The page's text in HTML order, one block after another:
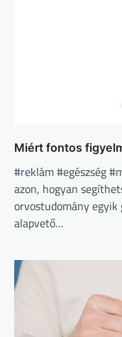
Miért fontos
#reklám #egészség
azon, hogyan
orvostudomány
alapvető…